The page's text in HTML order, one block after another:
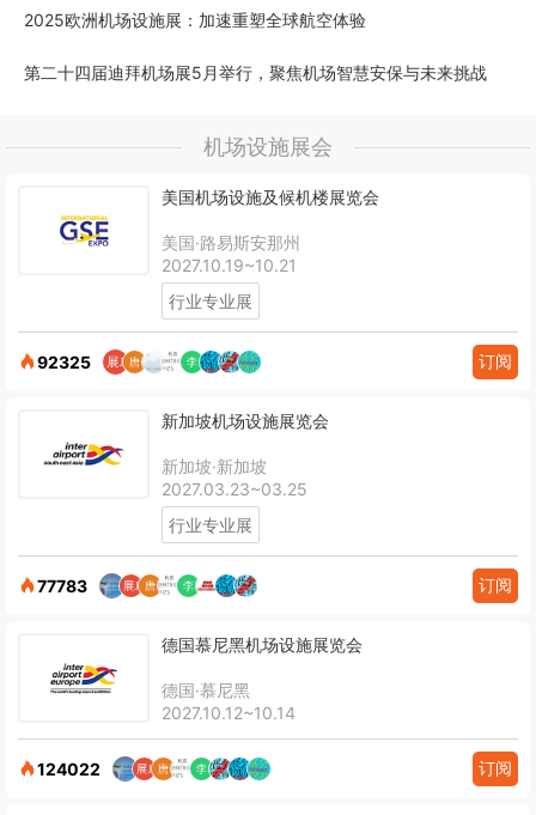
2025欧洲机场设施展：加速重塑全球航空体验
第二十四届迪拜机场展5月举行，聚焦机场智慧安保与未来挑战
机场设施展会
美国机场设施及候机楼展览会
美国·路易斯安那州
2027.10.19~10.21
行业专业展
92325 订阅
新加坡机场设施展览会
新加坡·新加坡
2027.03.23~03.25
行业专业展
77783 订阅
德国慕尼黑机场设施展览会
德国·慕尼黑
2027.10.12~10.14
124022 订阅